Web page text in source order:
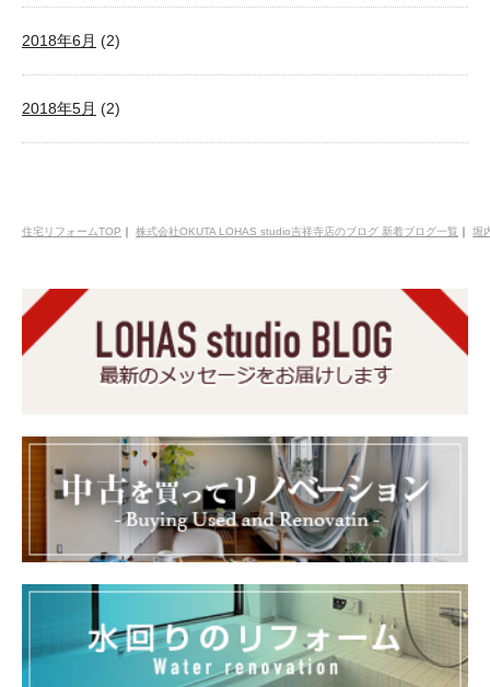
2018年6月 (2)
2018年5月 (2)
住宅リフォームTOP ｜ 株式会社OKUTA LOHAS studio吉祥寺店のブログ 新着ブログ一覧 ｜ 堀